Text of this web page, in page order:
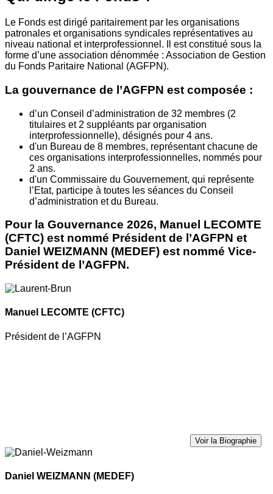
Le Fonds est dirigé paritairement par les organisations
patronales et organisations syndicales représentatives au
niveau national et interprofessionnel. Il est constitué sous la
forme d’une association dénommée : Association de Gestion
du Fonds Paritaire National (AGFPN).
La gouvernance de l’AGFPN est composée :
d’un Conseil d’administration de 32 membres (2
titulaires et 2 suppléants par organisation
interprofessionnelle), désignés pour 4 ans.
d'un Bureau de 8 membres, représentant chacune de
ces organisations interprofessionnelles, nommés pour
2 ans.
d'un Commissaire du Gouvernement, qui représente
l’Etat, participe à toutes les séances du Conseil
d’administration et du Bureau.
Pour la Gouvernance 2026, Manuel LECOMTE
(CFTC) est nommé Président de l’AGFPN et
Daniel WEIZMANN (MEDEF) est nommé Vice-
Président de l’AGFPN.
Manuel LECOMTE (CFTC)
Président de l’AGFPN
Voir la Biographie
Daniel WEIZMANN (MEDEF)